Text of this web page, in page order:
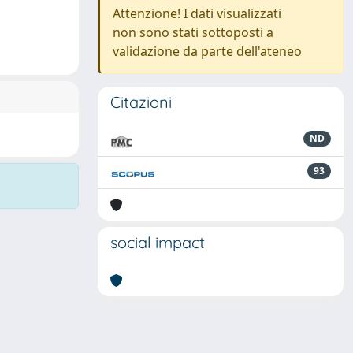
Attenzione! I dati visualizzati
non sono stati sottoposti a
validazione da parte dell'ateneo
Citazioni
ND
93
social impact